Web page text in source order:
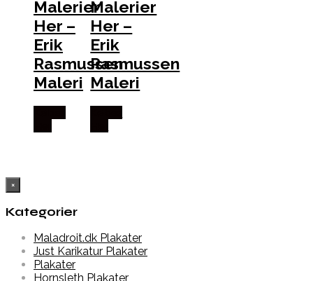
Malerier
Her –
Erik
Rasmussen
Maleri
Malerier
Her –
Erik
Rasmussen
Maleri
×
Kategorier
Maladroit.dk Plakater
Just Karikatur Plakater
Plakater
Hornsleth Plakater